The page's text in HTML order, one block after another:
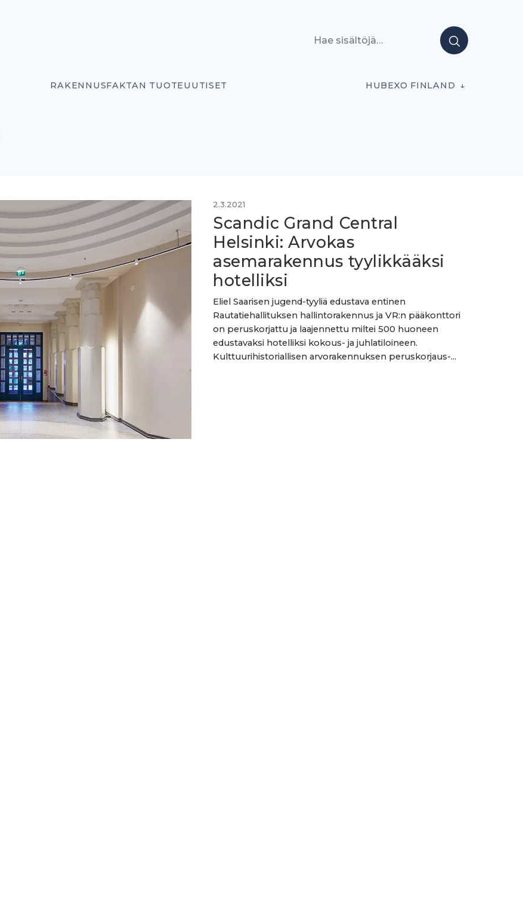
RAKENNUSFAKTAN TUOTEUUTISET HUBEXO FINLAND
2.3.2021
Scandic Grand Central
Helsinki: Arvokas
asemarakennus tyylikkääksi
hotelliksi
Eliel Saarisen jugend-tyyliä edustava entinen
Rautatiehallituksen hallintorakennus ja VR:n pääkonttori
on peruskorjattu ja laajennettu miltei 500 huoneen
edustavaksi hotelliksi kokous- ja juhlatiloineen.
Kulttuurihistoriallisen arvorakennuksen peruskorjaus-...